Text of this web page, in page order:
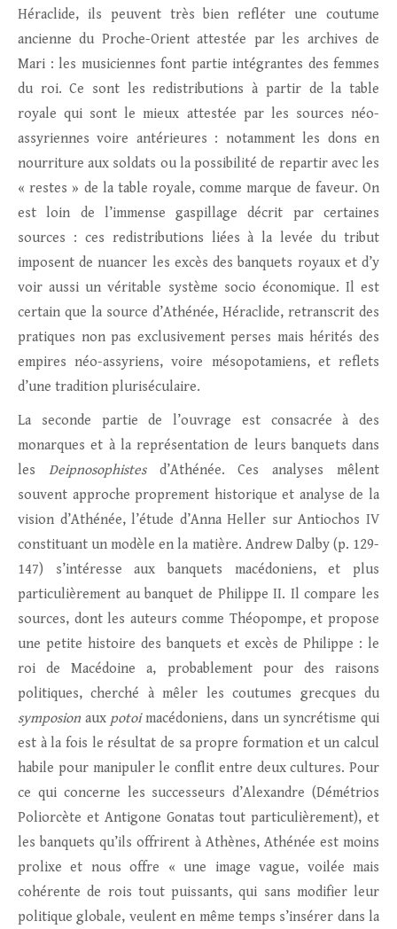
Héraclide, ils peuvent très bien refléter une coutume
ancienne du Proche-Orient attestée par les archives de
Mari : les musiciennes font partie intégrantes des femmes
du roi. Ce sont les redistributions à partir de la table
royale qui sont le mieux attestée par les sources néo-
assyriennes voire antérieures : notamment les dons en
nourriture aux soldats ou la possibilité de repartir avec les
« restes » de la table royale, comme marque de faveur. On
est loin de l’immense gaspillage décrit par certaines
sources : ces redistributions liées à la levée du tribut
imposent de nuancer les excès des banquets royaux et d’y
voir aussi un véritable système socio économique. Il est
certain que la source d’Athénée, Héraclide, retranscrit des
pratiques non pas exclusivement perses mais hérités des
empires néo-assyriens, voire mésopotamiens, et reflets
d’une tradition pluriséculaire.
La seconde partie de l’ouvrage est consacrée à des
monarques et à la représentation de leurs banquets dans
les Deipnosophistes d’Athénée. Ces analyses mêlent
souvent approche proprement historique et analyse de la
vision d’Athénée, l’étude d’Anna Heller sur Antiochos IV
constituant un modèle en la matière. Andrew Dalby (p. 129-
147) s’intéresse aux banquets macédoniens, et plus
particulièrement au banquet de Philippe II. Il compare les
sources, dont les auteurs comme Théopompe, et propose
une petite histoire des banquets et excès de Philippe : le
roi de Macédoine a, probablement pour des raisons
politiques, cherché à mêler les coutumes grecques du
symposion aux potoimacédoniens, dans un syncrétisme qui
est à la fois le résultat de sa propre formation et un calcul
habile pour manipuler le conflit entre deux cultures. Pour
ce qui concerne les successeurs d’Alexandre (Démétrios
Poliorcète et Antigone Gonatas tout particulièrement), et
les banquets qu’ils offrirent à Athènes, Athénée est moins
prolixe et nous offre « une image vague, voilée mais
cohérente de rois tout puissants, qui sans modifier leur
politique globale, veulent en même temps s’insérer dans la